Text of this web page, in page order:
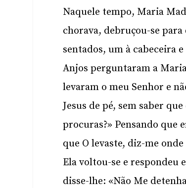
Naquele tempo, Maria
chorava, debruçou-se
sentados, um à cabeceira
Anjos perguntaram a
levaram o meu Senhor e
Jesus de pé, sem saber
procuras?» Pensando que
que O levaste, diz-me
Ela voltou-se e respondeu
disse-lhe: «Não Me